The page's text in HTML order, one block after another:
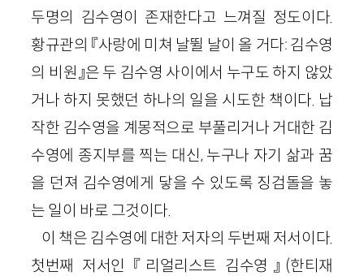
두명의 김수영이 존재한다고 느껴질 정도이다.
황규관의 『사랑에 미쳐 날뛸 날이 올 거다: 김수영
의 비원』은 두 김수영 사이에서 누구도 하지 않았
거나 하지 못했던 하나의 일을 시도한 책이다. 납
작한 김수영을 계몽적으로 부풀리거나 거대한 김
수영에 종지부를 찍는 대신, 누구나 자기 삶과 꿈
을 던져 김수영에게 닿을 수 있도록 징검돌을 놓
는 일이 바로 그것이다.
이 책은 김수영에 대한 저자의 두번째 저서이다.
첫번째 저서인 『리얼리스트 김수영』(한티재